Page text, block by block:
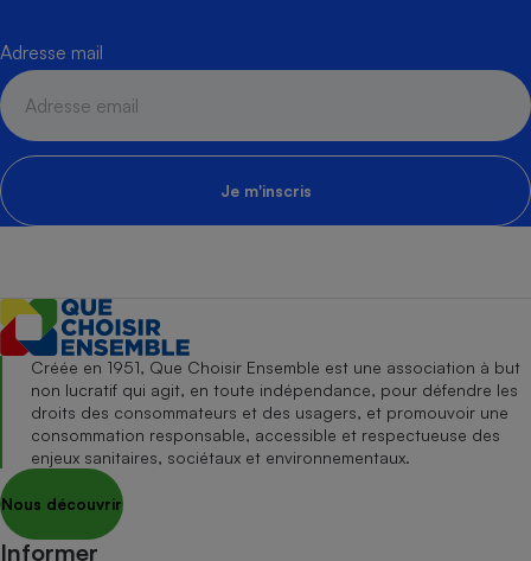
Adresse mail
Je m'inscris
Créée en 1951, Que Choisir Ensemble est une association à but
non lucratif qui agit, en toute indépendance, pour défendre les
droits des consommateurs et des usagers, et promouvoir une
consommation responsable, accessible et respectueuse des
enjeux sanitaires, sociétaux et environnementaux.
Nous découvrir
Informer